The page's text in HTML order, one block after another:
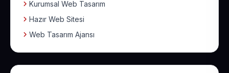
Kurumsal Web Tasarım
Hazır Web Sitesi
Web Tasarım Ajansı